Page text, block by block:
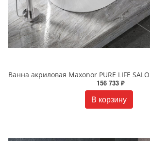
156 733 ₽
В корзину